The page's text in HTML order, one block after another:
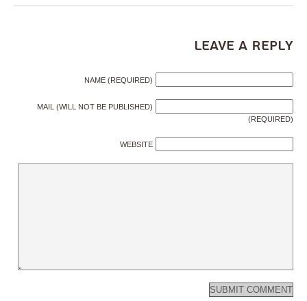
Leave a Reply
NAME (REQUIRED)
MAIL (WILL NOT BE PUBLISHED)
(REQUIRED)
WEBSITE